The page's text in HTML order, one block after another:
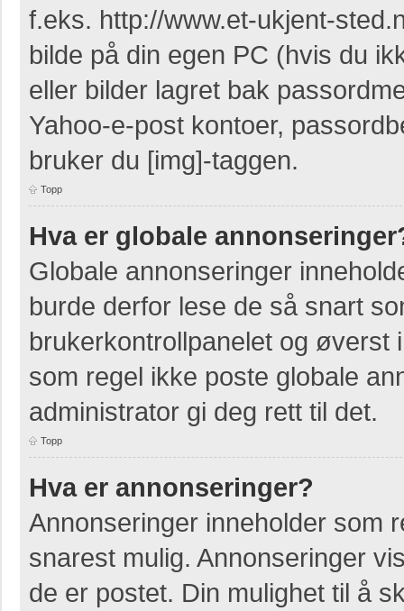
f.eks. http://www.et-ukjent-
bilde på din egen PC (hvis du
eller bilder lagret bak
Yahoo-e-post kontoer,
bruker du [img]-taggen.
Topp
Hva er globale
Globale annonseringer
burde derfor lese de så snart
brukerkontrollpanelet og øverst
som regel ikke poste globale
administrator gi deg rett til det.
Topp
Hva er annonseringer?
Annonseringer inneholder som
snarest mulig. Annonseringer
de er postet. Din mulighet til å